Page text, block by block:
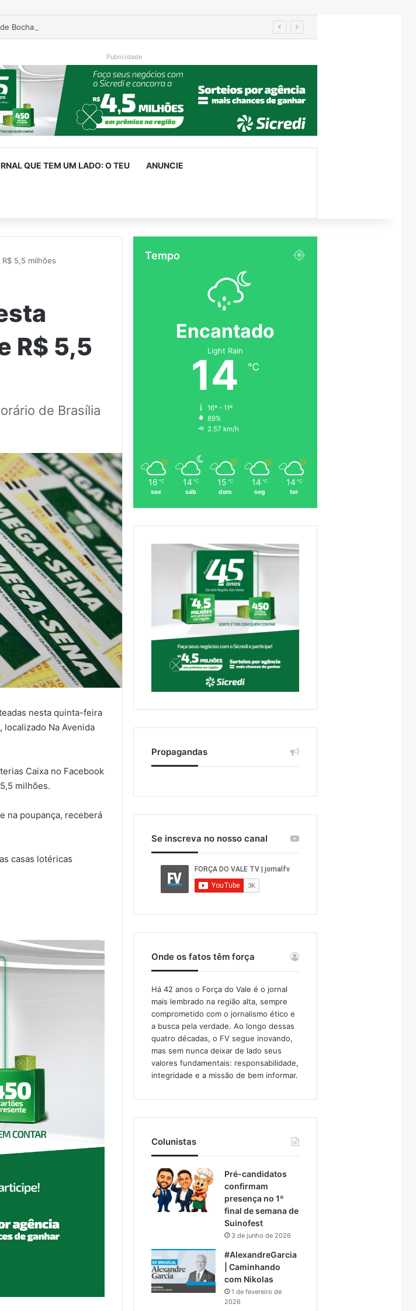
Bochas começa neste fim de semana em Encantado
Publicidade
QUE TEM UM LADO: O TEU ANUNCIE
5,5 milhões
R$ 5,5
de Brasília
nesta quinta-feira
localizado Na Avenida
Caixa no Facebook
milhões.
na poupança, receberá
casas lotéricas
Tempo
Encantado
Light Rain
14 ℃
16º - 11º
89%
2.57 km/h
16 ℃
sex
14 ℃
sáb
15 ℃
dom
14 ℃
seg
14 ℃
ter
Propagandas
Se inscreva no nosso canal
Onde os fatos têm força
Há 42 anos o Força do Vale é o jornal
mais lembrado na região alta, sempre
comprometido com o jornalismo ético e
a busca pela verdade. Ao longo dessas
quatro décadas, o FV segue inovando,
mas sem nunca deixar de lado seus
valores fundamentais: responsabilidade,
integridade e a missão de bem informar.​
Colunistas
Pré-candidatos
confirmam
presença no 1º
final de semana de
Suinofest
3 de junho de 2026
#AlexandreGarcia
| Caminhando
com Nikolas
1 de fevereiro de
2026